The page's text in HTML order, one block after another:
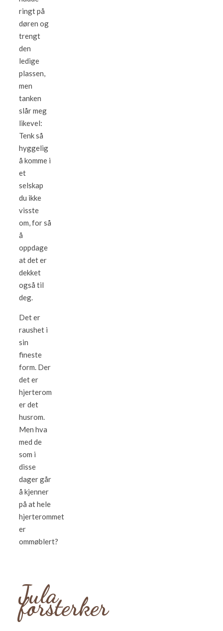
ringt på
døren og
trengt
den
ledige
plassen,
men
tanken
slår meg
likevel:
Tenk så
hyggelig
å komme i
et
selskap
du ikke
visste
om, for så
å
oppdage
at det er
dekket
også til
deg.
Det er
raushet i
sin
fineste
form. Der
det er
hjerterom
er det
husrom.
Men hva
med de
som i
disse
dager går
å kjenner
på at hele
hjerterommet
er
ommøblert?
Jula
forsterker